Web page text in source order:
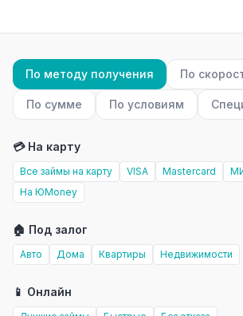
По методу получения По
По сумме По условиям
💳 На карту
Все займы на карту VISA Mastercard
На ЮMoney
🏠 Под залог
Авто Дома Квартиры Недвижимости
📱 Онлайн